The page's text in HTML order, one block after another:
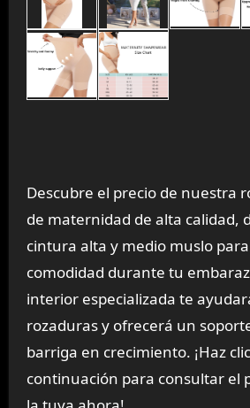
Descubre el precio de nuestra
de maternidad de alta calidad,
cintura alta y medio muslo
comodidad durante tu
interior especializada te
rozaduras y ofrecerá un
barriga en crecimiento. ¡Haz
continuación para consultar el